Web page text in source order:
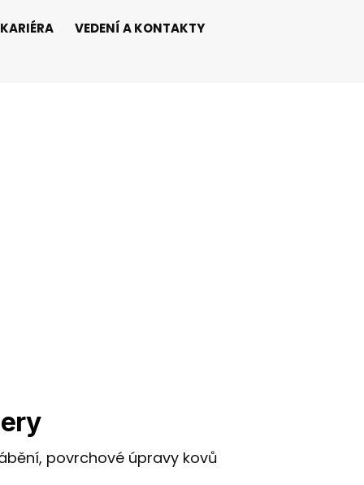
KARIÉRA VEDENÍ A KONTAKTY
povrchové úpravy kovů